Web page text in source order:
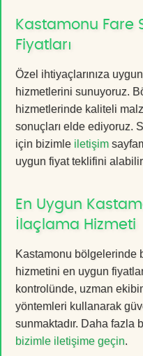
Kastamonu Fare
Fiyatları
Özel ihtiyaçlarınıza uygun
hizmetlerini sunuyoruz.
hizmetlerinde kaliteli
sonuçları elde ediyoruz.
için bizimle iletişim
uygun fiyat teklifini
En Uygun
İlaçlama Hizmeti
Kastamonu bölgelerinde
hizmetini en uygun
kontrolünde, uzman
yöntemleri kullanarak
sunmaktadır. Daha fazla
bizimle iletişime geçin.